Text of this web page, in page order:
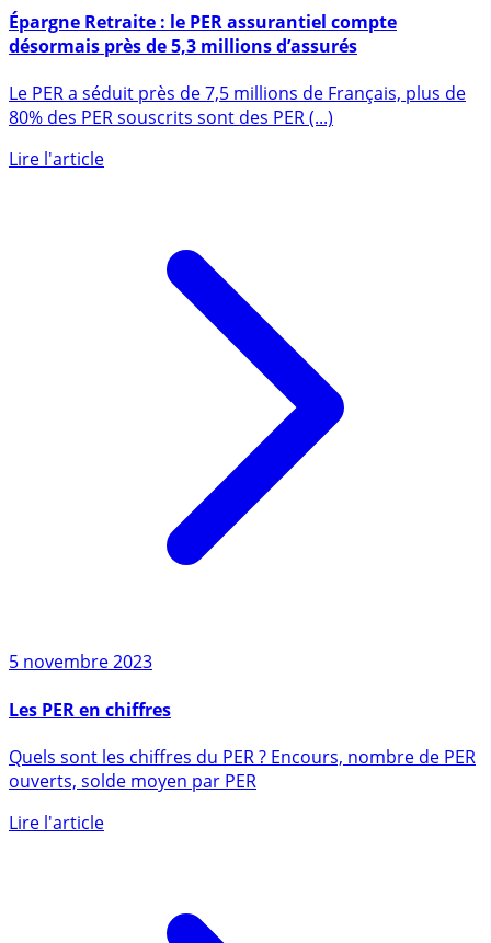
Épargne Retraite : le PER assurantiel compte
désormais près de 5,3 millions d’assurés
Le PER a séduit près de 7,5 millions de Français, plus de
80% des PER souscrits sont des PER (...)
Lire l'article
5 novembre 2023
Les PER en chiffres
Quels sont les chiffres du PER ? Encours, nombre de PER
ouverts, solde moyen par PER
Lire l'article